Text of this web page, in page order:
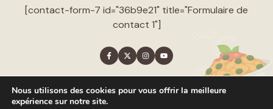
[contact-form-7 id="36b9e21" title="Formulaire de
contact 1"]
Nous utilisons des cookies pour vous offrir la meilleure
expérience sur notre site.